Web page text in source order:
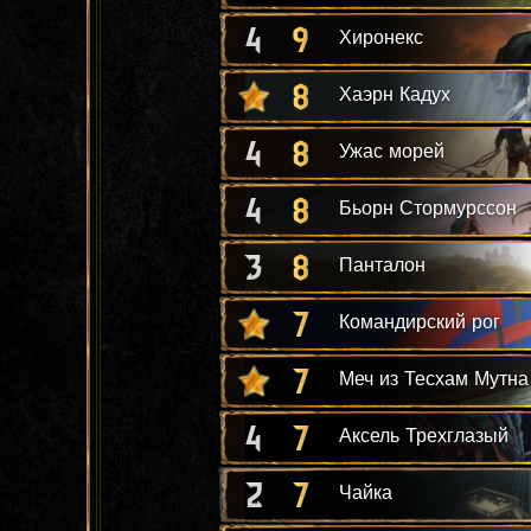
4 9 Хиронекс
8 Хаэрн Кадух
4 8 Ужас морей
4 8 Бьорн Стормурссон
3 8 Панталон
7 Командирский рог
7 Меч из Тесхам Мутна
4 7 Аксель Трехглазый
2 7 Чайка